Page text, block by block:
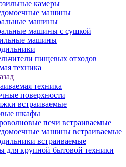
камеры
машины
машины
машины с сушкой
машины
пищевых отходов
техника
техника
поверхности
встраиваемые
шкафы
печи встраиваемые
машины встраиваемые
встраиваемые
для крупной бытовой техники